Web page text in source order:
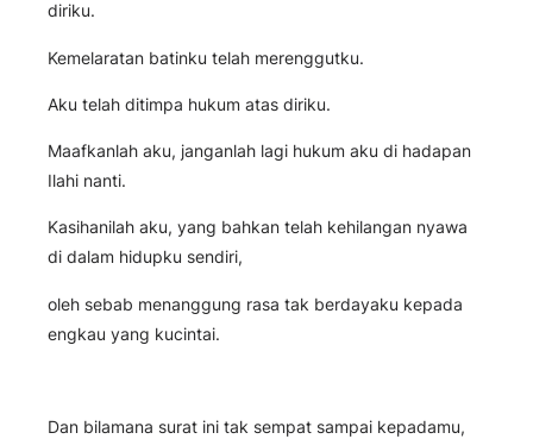
diriku.
Kemelaratan batinku telah merenggutku.
Aku telah ditimpa hukum atas diriku.
Maafkanlah aku, janganlah lagi hukum aku di hadapan
Ilahi nanti.
Kasihanilah aku, yang bahkan telah kehilangan nyawa
di dalam hidupku sendiri,
oleh sebab menanggung rasa tak berdayaku kepada
engkau yang kucintai.
Dan bilamana surat ini tak sempat sampai kepadamu,